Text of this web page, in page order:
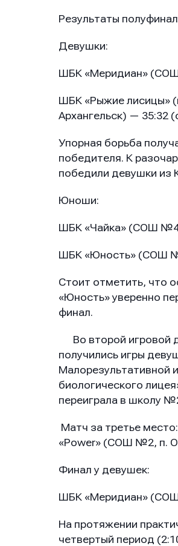
Результаты
Девушки:
ШБК «Меридиан»
ШБК «Рыжие лисицы»
Архангельск) — 35:32
Упорная борьба
победителя. К
победили девушки из
Юноши:
ШБК «Чайка» (СОШ №4,
ШБК «Юность» (СОШ
Стоит отметить, что
«Юность» уверенно
финал.
Во второй игровой
получились игры
Малорезультативной
биологического
переиграла в школу
Матч за третье
«Power» (CОШ №2, п.
Финал у девушек:
ШБК «Меридиан» (СОШ
На протяжении
четвертый период